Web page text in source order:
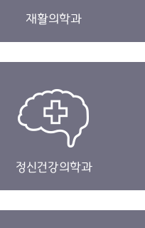
재활의학과
정신건강의학과